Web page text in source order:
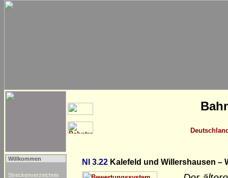
Willkommen
Streckenverzeichnis
NI 3.22 Kalefeld und Willershausen –